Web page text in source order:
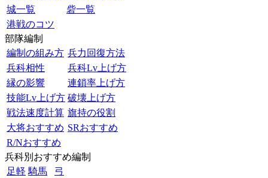
城一覧
砦一覧
港戦のコツ
部隊編制
編制の組み方 兵力回復方法
兵科相性
兵科Lv上げ方
縁の影響
連鎖率上げ方
技能Lv上げ方 破壊上げ方
戦法速度計算 旗持の役割
大将おすすめ SRおすすめ
R/Nおすすめ
兵科別おすすめ編制
足軽 騎馬 弓